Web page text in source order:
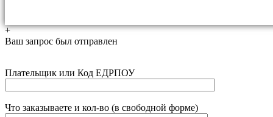
+
Ваш запрос был отправлен
Плательщик или Код ЕДРПОУ
Что заказываете и кол-во (в свободной форме)